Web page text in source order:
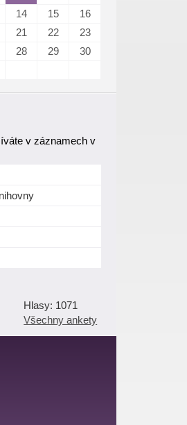
14 15
16
21 22
23
28 29
30
v záznamech v
1071
Všechny ankety